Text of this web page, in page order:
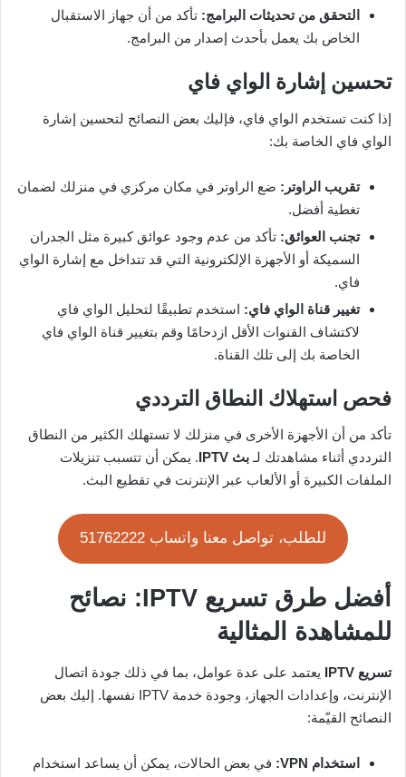
التحقق من تحديثات البرامج: تأكد من أن جهاز الاستقبال
الخاص بك يعمل بأحدث إصدار من البرامج.
تحسين إشارة الواي فاي
إذا كنت تستخدم الواي فاي، فإليك بعض النصائح لتحسين إشارة
الواي فاي الخاصة بك:
تقريب الراوتر: ضع الراوتر في مكان مركزي في منزلك لضمان
تغطية أفضل.
تجنب العوائق: تأكد من عدم وجود عوائق كبيرة مثل الجدران
السميكة أو الأجهزة الإلكترونية التي قد تتداخل مع إشارة الواي
فاي.
تغيير قناة الواي فاي: استخدم تطبيقًا لتحليل الواي فاي
لاكتشاف القنوات الأقل ازدحامًا وقم بتغيير قناة الواي فاي
الخاصة بك إلى تلك القناة.
فحص استهلاك النطاق الترددي
تأكد من أن الأجهزة الأخرى في منزلك لا تستهلك الكثير من النطاق
الترددي أثناء مشاهدتك لـ بث IPTV
. يمكن أن تتسبب تنزيلات
الملفات الكبيرة أو الألعاب عبر الإنترنت في تقطيع البث.
للطلب، تواصل معنا واتساب 51762222
أفضل طرق تسريع IPTV: نصائح
للمشاهدة المثالية
تسريع IPTV
يعتمد على عدة عوامل، بما في ذلك جودة اتصال
الإنترنت، وإعدادات الجهاز، وجودة خدمة IPTV نفسها. إليك بعض
النصائح القيّمة:
استخدام VPN: في بعض الحالات، يمكن أن يساعد استخدام